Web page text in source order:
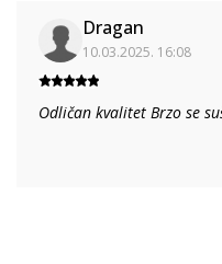
Dragan
10.03.2025. 16:08
Odličan kvalitet Brzo se